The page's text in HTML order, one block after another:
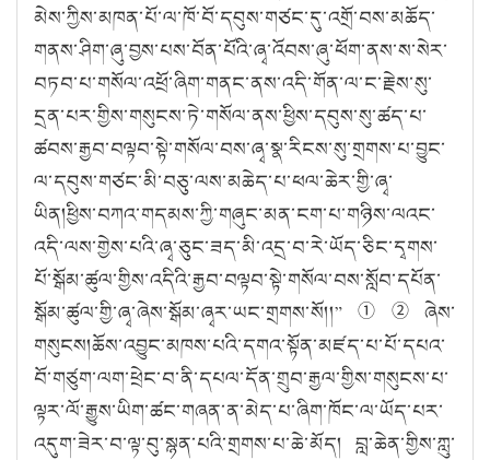
མེས་ཀྱིས་མཁན་པོ་ལ་ཁོ་བོ་དབུས་གཙང་དུ་འགྲོ་བས་མཆོད་
གནས་ཤིག་ཞུ་བྱས་པས་བོན་པོའི་ཞྭ་འོབས་ཞུ་ཕོག་ནས་ས་སེར་
བཏབ་པ་གསོལ་འཕྲོ་ཞིག་གནང་ནས་འདི་གོན་ལ་ང་རྗེས་སུ་
དྲན་པར་གྱིས་གསུངས་ཏེ་གསོལ་ནས་ཕྱིས་དབུས་སུ་ཚད་པ་
ཚབས་རྒྱབ་བལྟབ་སྟེ་གསོལ་བས་ཞྭ་སྣ་རིངས་སུ་གྲགས་པ་བྱུང་
ལ་དབུས་གཙང་མི་བཅུ་ལས་མཆེད་པ་ཕལ་ཆེར་གྱི་ཞྭ་
ཡིན།ཕྱིས་བཀའ་གདམས་ཀྱི་གཞུང་མན་ངག་པ་གཉིས་ལའང་
འདི་ལས་གྱེས་པའི་ཞྭ་ཅུང་ཟད་མི་འདྲ་བ་རེ་ཡོད་ཅིང་དྭགས་
པོ་སྒོམ་ཚུལ་གྱིས་འདིའི་རྒྱབ་བལྟབ་སྟེ་གསོལ་བས་སློབ་དཔོན་
སྒོམ་ཚུལ་གྱི་ཞྭ་ཞེས་སྒོམ་ཞྭར་ཡང་གྲགས་སོ།།” ①② ཞེས་
གསུངས།ཆོས་འབྱུང་མཁས་པའི་དགའ་སྟོན་མཛད་པ་པོ་དཔའ་
བོ་གཙུག་ལག་ཕྲེང་བ་ནི་དཔལ་དོན་གྲུབ་རྒྱལ་གྱིས་གསུངས་པ་
ལྟར་ལོ་རྒྱུས་ཡིག་ཚང་གཞན་ན་མེད་པ་ཞིག་ཁོང་ལ་ཡོད་པར་
འདུག་ཟེར་བ་ལྟ་བུ་སྙན་པའི་གྲགས་པ་ཆེ་མོད། བླ་ཆེན་གྱིས་ཀླུ་